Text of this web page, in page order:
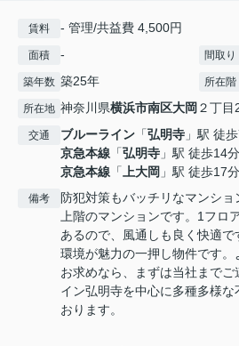
賃料 - 管理/共益費 4,500円
面積 - 間取り
築年数 築25年 所在階
所在地 神奈川県横浜市南区大岡 ２丁目
交通 ブルーライン 「弘明寺 」駅 徒
京急本線 「弘明寺 」駅 徒歩14分
京急本線 「 上大岡 」駅 徒歩17分
備考
防犯対策もバッチリなマンシ
上階のマンションです。1フロ
あるので、風通しも良く快適
環境が魅力の一押し物件です
お求めなら、まずは当社まで
イン弘明寺を中心に多種多様
おります。